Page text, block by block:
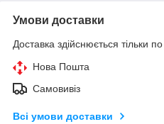
Умови доставки
Доставка здійснюється тільки
Нова Пошта
Самовивіз
Всі умови доставки